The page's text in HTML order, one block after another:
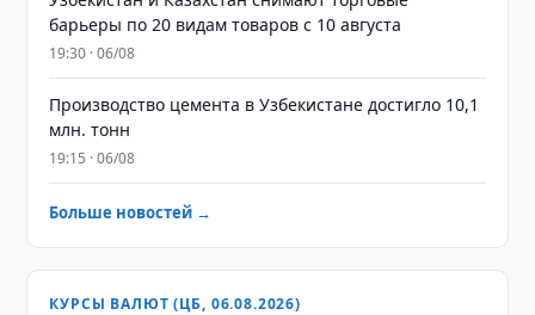
барьеры по 20 видам товаров с 10 августа
19:30 · 06/08
Производство цемента в Узбекистане достигло 10,1
млн. тонн
19:15 · 06/08
Больше новостей →
КУРСЫ ВАЛЮТ (ЦБ, 06.08.2026)